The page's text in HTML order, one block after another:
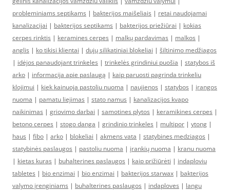
probleminiams septikams | bakterijos maišeliais | retai naudojamai
kanalizacijai | bakterijos septikams | bakterijos priežiūrai | kokias
cerpes rinktis | keramines cerpes | malkų pardavimas | malkos |
anglis | ko tikisi klientai | dujų silikatiniai blokeliai | šiltinimo medžiagos
| idėjos panaudojant trinkeles | trinkelės grindiniui puošia | statybos iš
arko | informacija apie paslaugą | kaip paruosti pagrinda trinkeliu
klojimui | kiek kainuoja pastoliu nuoma | naujienos | statybos | įrangos
nuoma | pamatu liejimas | stato namus | kanalizacijos kvapo
naikinimas | griovimo darbai | samotines plytos | keramikines cerpes |
betono cerpes | stogo danga | grindinio trinkeles | multipor | ytong |
haus | fibo | arko | blokeliai | akmens vata | statybines medziagos |
statybinės paslaugos | pastoliu nuoma | įrankių nuoma | kranu nuoma
| kietas kuras | buhalterines paslaugos | kaip prižiūrėti | indaploviu
tabletes | bio enzimai | bio enzimai | bakterijos starwax | bakterijos
valymo įrenginiams | buhalterines paslaugos | indaploves | langu